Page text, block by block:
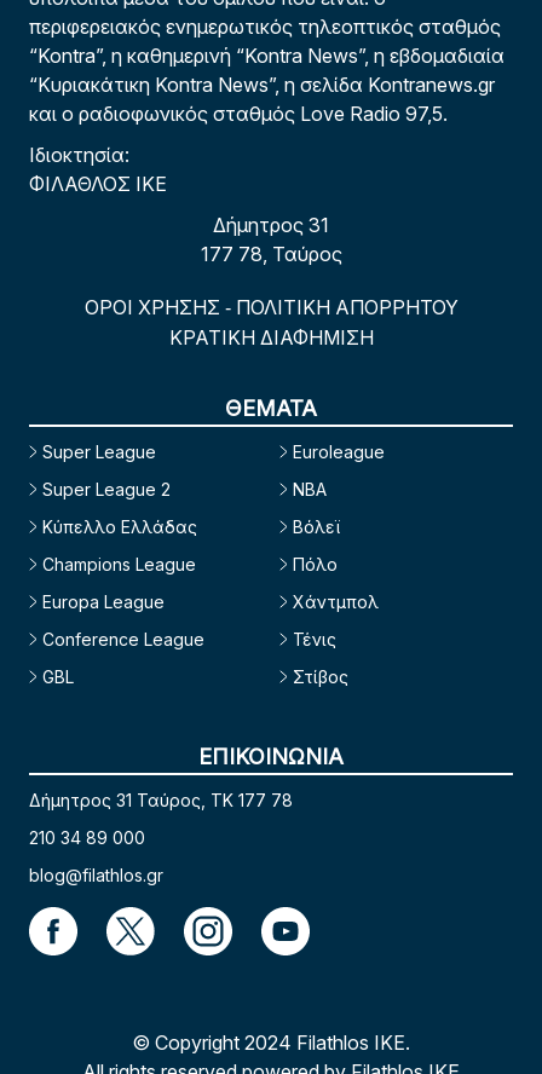
περιφερειακός ενημερωτικός τηλεοπτικός σταθμός
“Kontra”, η καθημερινή “Kontra News”, η εβδομαδιαία
“Κυριακάτικη Kontra News”, η σελίδα Kontranews.gr
και ο ραδιοφωνικός σταθμός Love Radio 97,5.
Ιδιοκτησία:
ΦΙΛΑΘΛΟΣ ΙΚΕ
Δήμητρος 31
177 78, Ταύρος
ΟΡΟΙ ΧΡΗΣΗΣ - ΠΟΛΙΤΙΚΗ ΑΠΟΡΡΗΤΟΥ
ΚΡΑΤΙΚΗ ΔΙΑΦΗΜΙΣΗ
ΘΕΜΑΤΑ
Super League
Super League 2
Κύπελλο Ελλάδας
Champions League
Europa League
Conference League
GBL
Euroleague
NBA
Βόλεϊ
Πόλο
Χάντμπολ
Τένις
Στίβος
ΕΠΙΚΟΙΝΩΝΙΑ
Δήμητρος 31 Ταύρος, TK 177 78
210 34 89 000
blog@filathlos.gr
© Copyright 2024 Filathlos ΙΚΕ.